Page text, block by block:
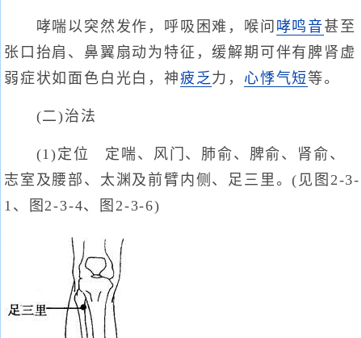
哮喘以突然发作，呼吸困难，喉问 哮鸣音甚至
张口抬肩、鼻翼扇动为特征，缓解期可伴有脾肾虚
弱症状如面色白光白，神疲乏力， 心悸气短等。
(二)治法
(1)定位 定喘、风门、肺俞、脾俞、肾俞、
志室及腰部、太渊及前臂内侧、足三里。(见图2-3-
1、图2-3-4、图2-3-6)